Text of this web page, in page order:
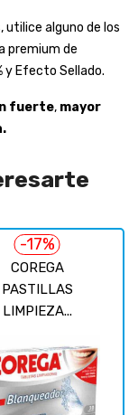
utilice alguno de los
premium de
y Efecto Sellado.
fuerte, mayor
COREGA
PASTILLAS
LIMPIEZA...
-17%